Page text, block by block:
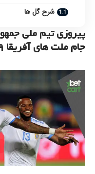
شرح گل ها
پیروزی تیم ملی
جام ملت های آفریقا ۲۰۱۹